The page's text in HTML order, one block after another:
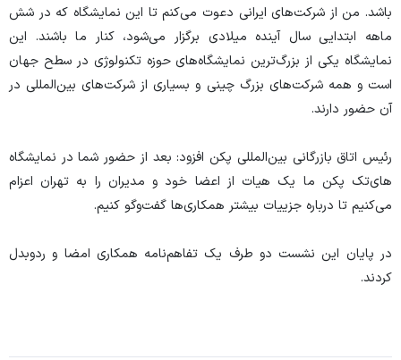
باشد. من از شرکت‌های ایرانی دعوت ‌می‌کنم تا این نمایشگاه که در شش
ماهه ابتدایی سال آینده میلادی برگزار ‌می‌شود، کنار ما باشند. این
نمایشگاه یکی از بزرگ‌ترین نمایشگاه‌های حوزه تکنولوژی در سطح جهان
است و همه شرکت‌های بزرگ چینی و بسیاری از شرکت‌های بین‌المللی در
آن حضور دارند.
رئیس اتاق بازرگانی بین‌المللی پکن افزود: بعد از حضور شما در نمایشگاه
های‌تک پکن ما یک هیات از اعضا خود و مدیران را به تهران اعزام
‌می‌کنیم تا درباره جزییات بیشتر همکاری‌ها گفت‌وگو کنیم.
در پایان این نشست دو طرف یک تفاهم‌نامه همکاری امضا و ردوبدل
کردند.